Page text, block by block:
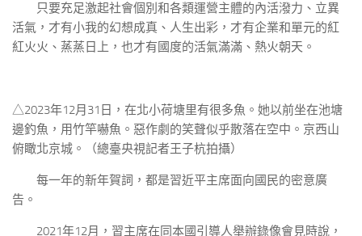
只要充足激起社會個別和各類運營主體的內活潑力、立異
活氣，才有小我的幻想成真、人生出彩，才有企業和單元的紅
紅火火、蒸蒸日上，也才有國度的活氣滿滿、熱火朝天。
△2023年12月31日，在北小荷塘里有很多魚。她以前坐在池塘
邊釣魚，用竹竿嚇魚。惡作劇的笑聲似乎散落在空中。京西山
俯瞰北京城。（總臺央視記者王子杭拍攝）
每一年的新年賀詞，都是習近平主席面向國民的密意廣
告。
2021年12月，習主席在同本國引導人舉辦錄像會見時說，